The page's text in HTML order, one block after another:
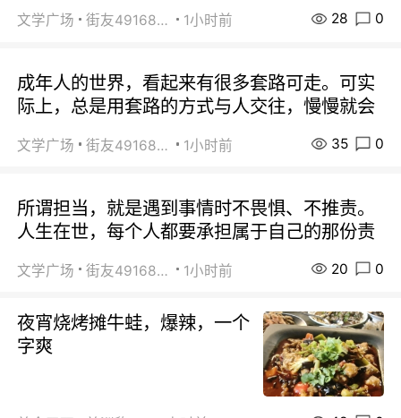
文学广场 街友49168527 1小时前 28 0
成年人的世界，看起来有很多套路可走。可实
际上，总是用套路的方式与人交往，慢慢就会
文学广场 街友49168527 1小时前 35 0
所谓担当，就是遇到事情时不畏惧、不推责。
人生在世，每个人都要承担属于自己的那份责
文学广场 街友49168527 1小时前 20 0
夜宵烧烤摊牛蛙，爆辣，一个
字爽